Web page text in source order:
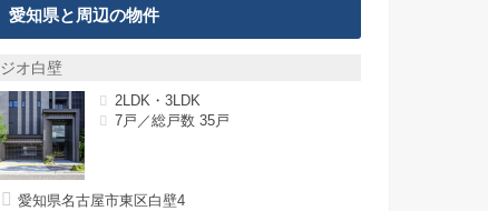
愛知県と周辺の物件
ジオ白壁
2LDK・3LDK
7戸／総戸数 35戸
愛知県名古屋市東区白壁4